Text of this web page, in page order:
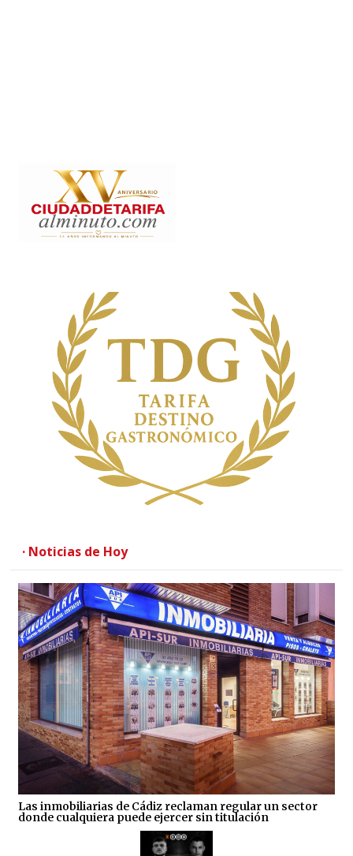
· Noticias de Hoy
Las inmobiliarias de Cádiz reclaman regular un sector
donde cualquiera puede ejercer sin titulación